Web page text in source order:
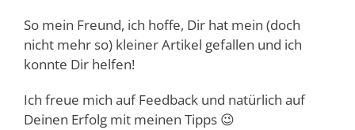
So mein Freund, ich hoffe, Dir hat mein (doch
nicht mehr so) kleiner Artikel gefallen und ich
konnte Dir helfen!
Ich freue mich auf Feedback und natürlich auf
Deinen Erfolg mit meinen Tipps 😉